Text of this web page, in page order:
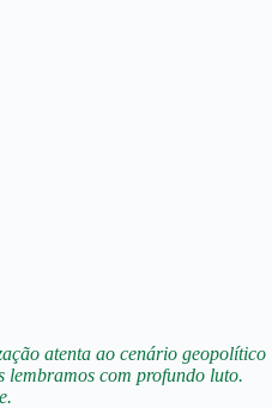
atenta ao cenário geopolítico
lembramos com profundo luto.